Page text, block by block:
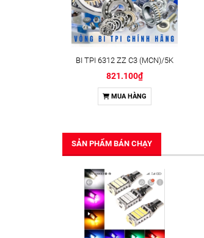
BI TPI 6312 ZZ C3 (MCN)/5K
821.100₫
MUA HÀNG
SẢN PHẨM BÁN CHẠY